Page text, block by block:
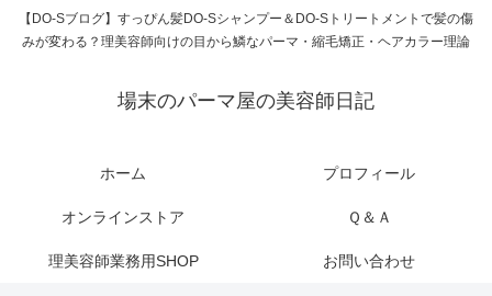
【DO-Sブログ】すっぴん髪DO-Sシャンプー＆DO-Sトリートメントで髪の傷
みが変わる？理美容師向けの目から鱗なパーマ・縮毛矯正・ヘアカラー理論
場末のパーマ屋の美容師日記
ホーム プロフィール
オンラインストア Ｑ＆Ａ
理美容師業務用SHOP お問い合わせ